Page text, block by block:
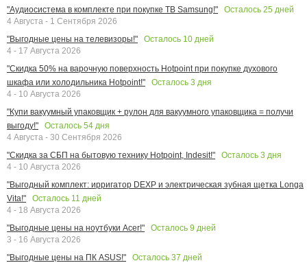
"Аудиосистема в комплекте при покупке ТВ Samsung!"
Осталось 25 дней
4 Августа - 1 Сентября 2026
"Выгодные цены на телевизоры!"
Осталось 10 дней
4 - 17 Августа 2026
"Скидка 50% на варочную поверхность Hotpoint при покупке духового
шкафа или холодильника Hotpoint!"
Осталось 3 дня
4 - 10 Августа 2026
"Купи вакуумный упаковщик + рулон для вакуумного упаковщика = получи
выгоду!"
Осталось 54 дня
4 Августа - 30 Сентября 2026
"Скидка за СБП на бытовую технику Hotpoint, Indesit!"
Осталось 3 дня
4 - 10 Августа 2026
"Выгодный комплект: ирригатор DEXP и электрическая зубная щетка Longa
Vita!"
Осталось 11 дней
4 - 18 Августа 2026
"Выгодные цены на ноутбуки Acer!"
Осталось 9 дней
3 - 16 Августа 2026
"Выгодные цены на ПК ASUS!"
Осталось 37 дней